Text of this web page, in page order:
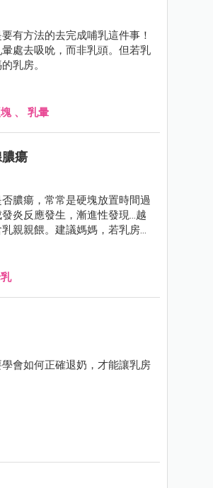
有方法的去完成哺乳這件事！
處去吸吮，而非乳頭。但若乳
乳房。
、 乳暈
瘍
膿瘍，常常是硬塊放置時間過
炎反應發生，漸進性發現…越
親親餵。建議媽媽，若乳房硬
且自我無法排除，可尋求專業
移除！避免膿瘍產生！
會如何正確退奶，才能讓乳房